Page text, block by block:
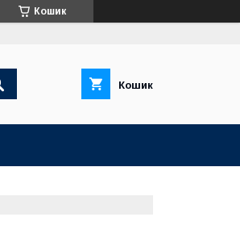
Кошик
Кошик